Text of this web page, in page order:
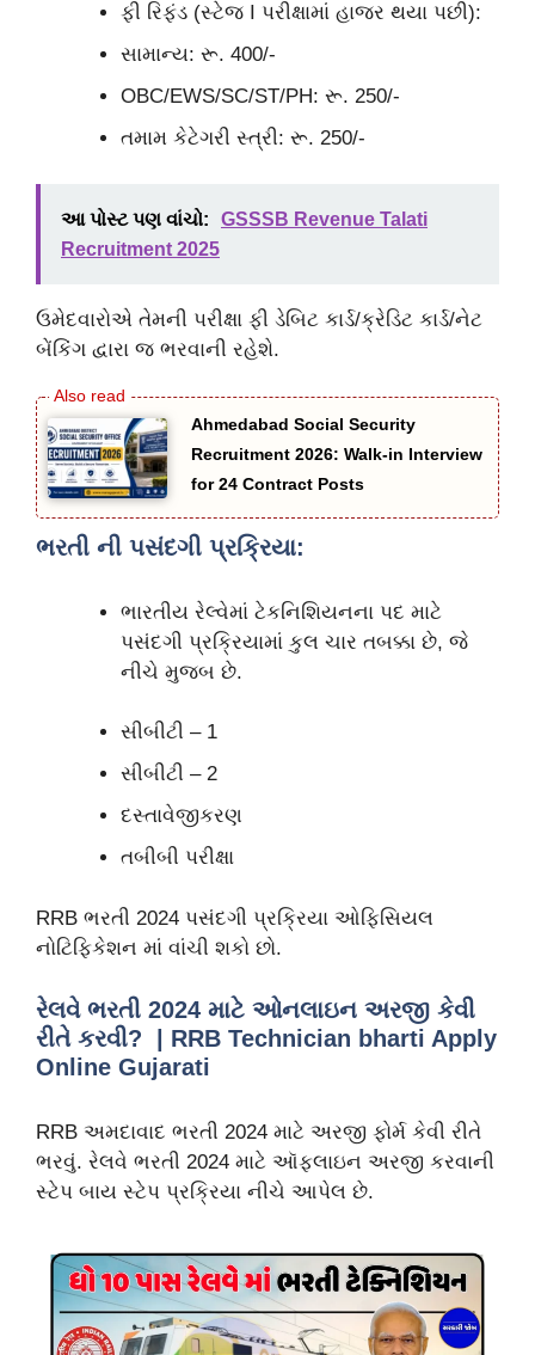
ફી રિફંડ (સ્ટેજ I પરીક્ષામાં હાજર થયા પછી):
સામાન્ય: રૂ. 400/-
OBC/EWS/SC/ST/PH: રૂ. 250/-
તમામ કેટેગરી સ્ત્રી: રૂ. 250/-
આ પોસ્ટ પણ વાંચો:
GSSSB Revenue Talati
Recruitment 2025
ઉમેદવારોએ તેમની પરીક્ષા ફી ડેબિટ કાર્ડ/ક્રેડિટ કાર્ડ/નેટ
બેંકિંગ દ્વારા જ ભરવાની રહેશે.
Ahmedabad Social Security
Recruitment 2026: Walk-in Interview
for 24 Contract Posts
ભરતી ની પસંદગી પ્રક્રિયા:
ભારતીય રેલ્વેમાં ટેકનિશિયનના પદ માટે
પસંદગી પ્રક્રિયામાં કુલ ચાર તબક્કા છે, જે
નીચે મુજબ છે.
સીબીટી – 1
સીબીટી – 2
દસ્તાવેજીકરણ
તબીબી પરીક્ષા
RRB ભરતી 2024 પસંદગી પ્રક્રિયા ઓફિસિયલ
નોટિફિકેશન માં વાંચી શકો છો.
રેલવે ભરતી 2024 માટે ઓનલાઇન અરજી કેવી
રીતે કરવી? | RRB Technician bharti Apply
Online Gujarati
RRB અમદાવાદ ભરતી 2024 માટે અરજી ફોર્મ કેવી રીતે
ભરવું. રેલવે ભરતી 2024 માટે ઑફલાઇન અરજી કરવાની
સ્ટેપ બાય સ્ટેપ પ્રક્રિયા નીચે આપેલ છે.